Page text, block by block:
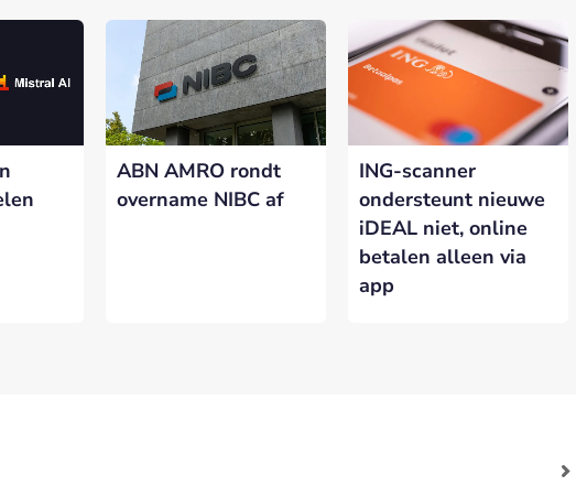
ABN AMRO rondt
overname NIBC af
ING-scanner
ondersteunt nieuwe
iDEAL niet, online
betalen alleen via
app